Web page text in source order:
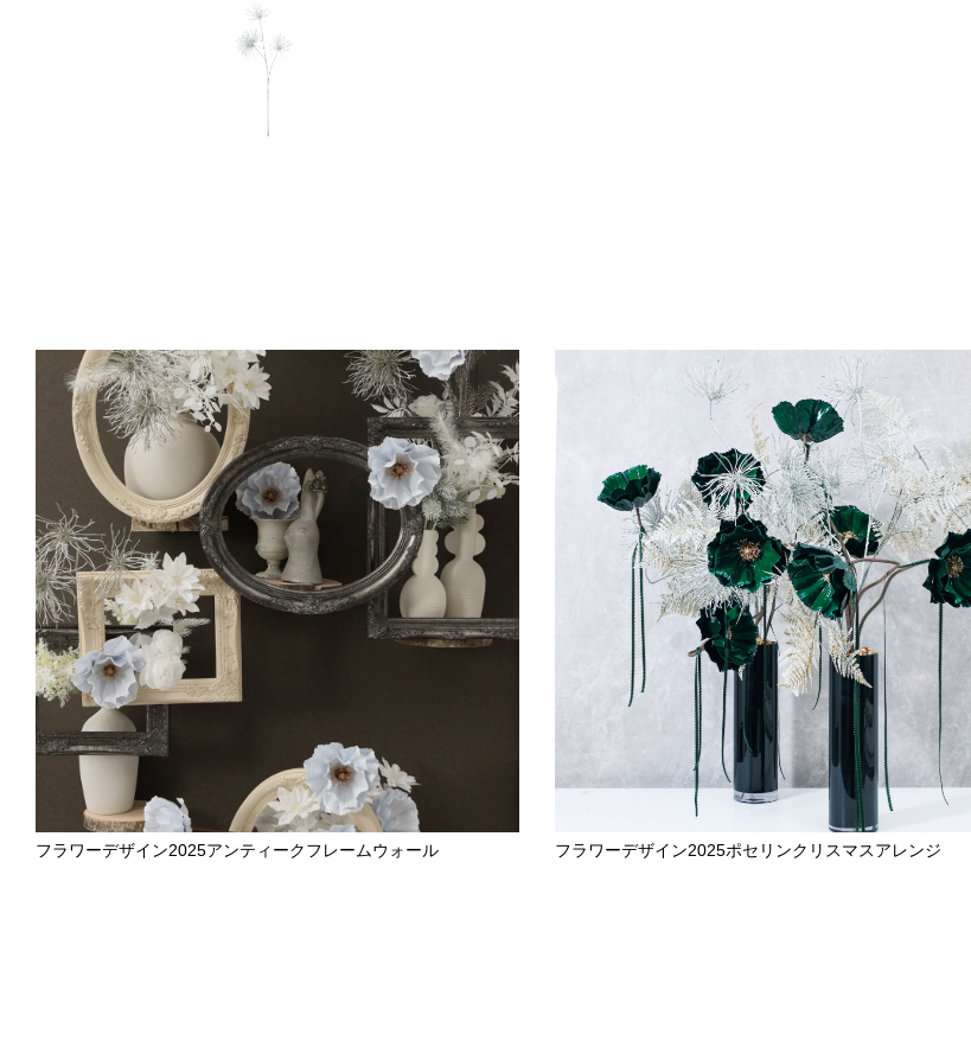
フラワーデザイン2025アンティークフレームウォール フラワーデザイン2025ポセリンクリスマスアレンジ